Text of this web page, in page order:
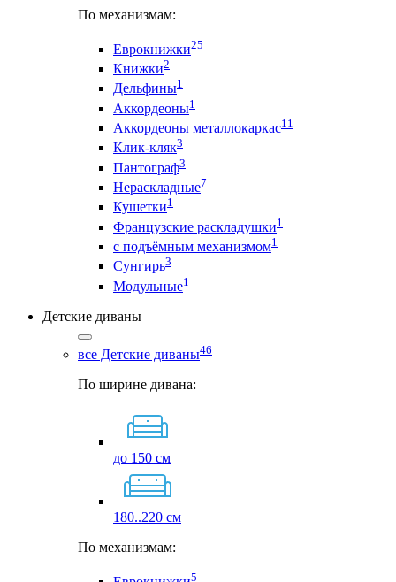
По механизмам:
Еврокнижки25
Книжки2
Дельфины1
Аккордеоны1
Аккордеоны металлокаркас11
Клик-кляк3
Пантограф3
Нераскладные7
Кушетки1
Французские раскладушки1
с подъёмным механизмом1
Сунгирь3
Модульные1
Детские диваны
все Детские диваны46
По ширине дивана:
до 150 см
180..220 см
По механизмам:
5